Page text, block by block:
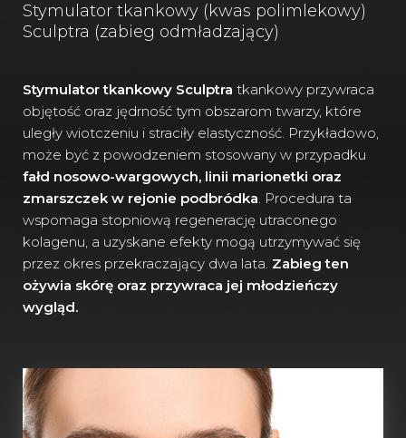
Stymulator tkankowy (kwas polimlekowy)
Sculptra (zabieg odmładzający)
Stymulator tkankowy Sculptra tkankowy przywraca
objętość oraz jędrność tym obszarom twarzy, które
uległy wiotczeniu i straciły elastyczność. Przykładowo,
może być z powodzeniem stosowany w przypadku
fałd nosowo-wargowych, linii marionetki oraz
zmarszczek w rejonie podbródka. Procedura ta
wspomaga stopniową regenerację utraconego
kolagenu, a uzyskane efekty mogą utrzymywać się
przez okres przekraczający dwa lata. Zabieg ten
ożywia skórę oraz przywraca jej młodzieńczy
wygląd.